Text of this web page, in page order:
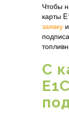
Чтобы
карты
заявку
С